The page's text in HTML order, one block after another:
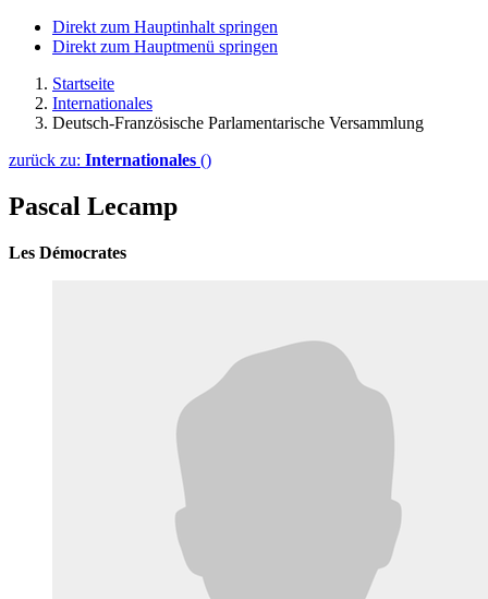
Direkt zum Hauptinhalt springen
Direkt zum Hauptmenü springen
Startseite
Internationales
Deutsch-Französische Parlamentarische Versammlung
zurück zu: Internationales ()
Pascal Lecamp
Les Démocrates